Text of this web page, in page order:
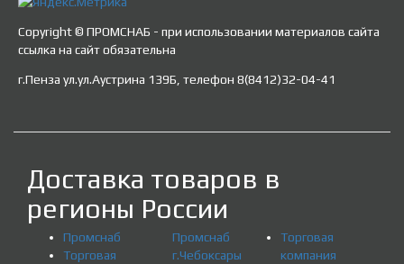
Copyright © ПРОМСНАБ - при использовании материалов сайта
ссылка на сайт обязательна
г.Пенза ул.ул.Аустрина 139Б, телефон 8(8412)32-04-41
Доставка товаров в
регионы России
Промснаб
Торговая
Промснаб
г.Чебоксары
Торговая
компания